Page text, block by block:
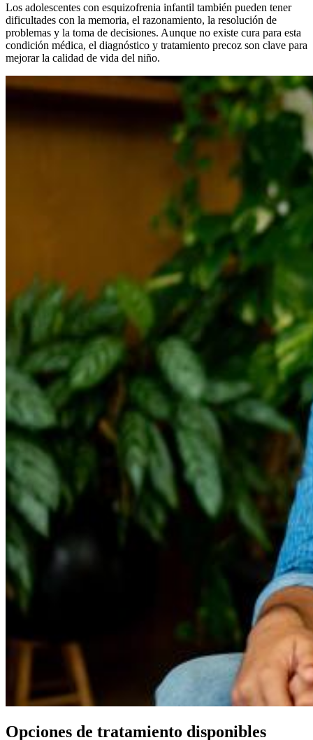
Los adolescentes con esquizofrenia infantil también pueden tener
dificultades con la memoria, el razonamiento, la resolución de
problemas y la toma de decisiones. Aunque no existe cura para esta
condición médica, el diagnóstico y tratamiento precoz son clave para
mejorar la calidad de vida del niño.
Opciones de tratamiento disponibles